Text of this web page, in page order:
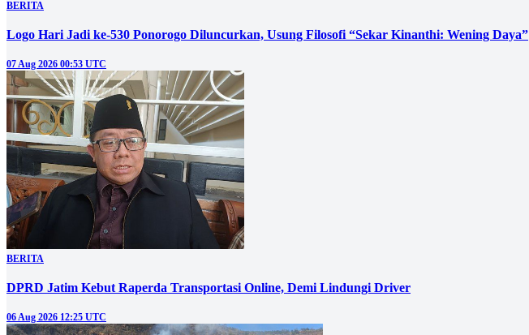
BERITA
Logo Hari Jadi ke-530 Ponorogo Diluncurkan, Usung Filosofi “Sekar Kinanthi: Wening Daya”
07 Aug 2026 00:53 UTC
BERITA
DPRD Jatim Kebut Raperda Transportasi Online, Demi Lindungi Driver
06 Aug 2026 12:25 UTC